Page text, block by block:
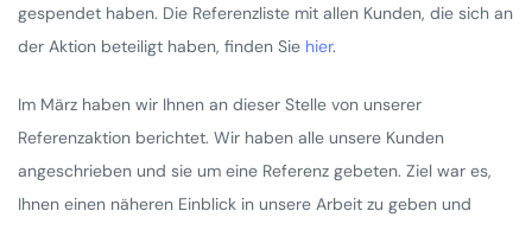
gespendet haben. Die Referenzliste mit allen Kunden, die sich an
der Aktion beteiligt haben, finden Sie hier.
Im März haben wir Ihnen an dieser Stelle von unserer
Referenzaktion berichtet. Wir haben alle unsere Kunden
angeschrieben und sie um eine Referenz gebeten. Ziel war es,
Ihnen einen näheren Einblick in unsere Arbeit zu geben und